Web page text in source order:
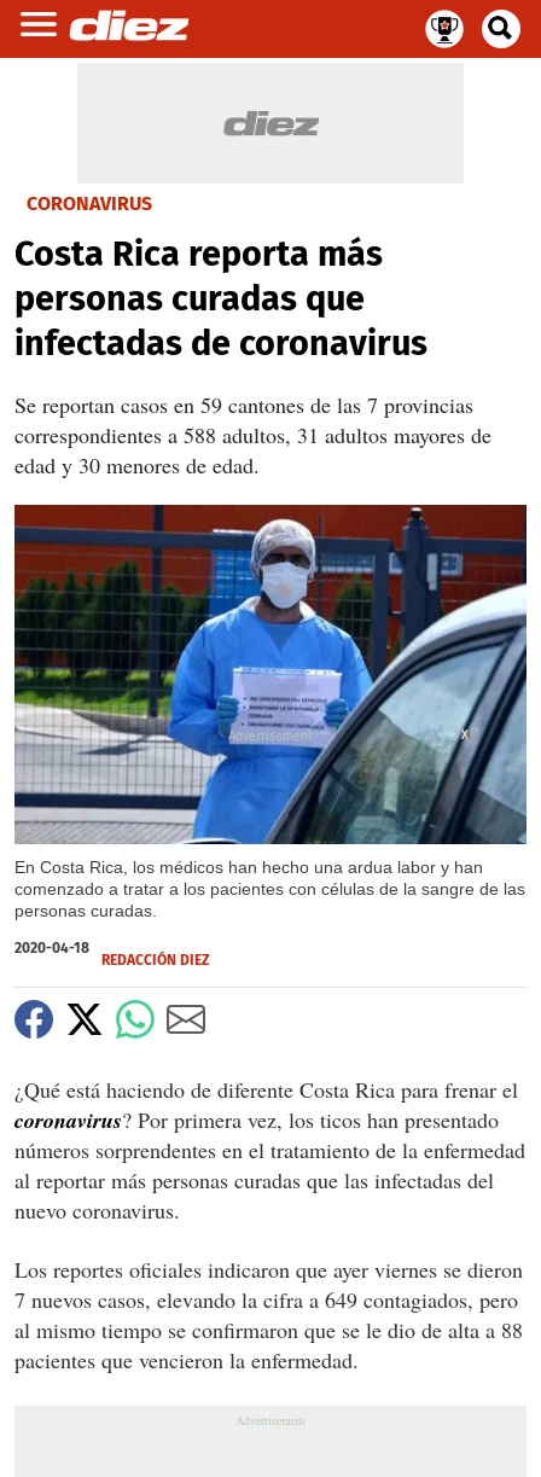
CORONAVIRUS
Costa Rica reporta más
personas curadas que
infectadas de coronavirus
Se reportan casos en 59 cantones de las 7 provincias
correspondientes a 588 adultos, 31 adultos mayores de
edad y 30 menores de edad.
En Costa Rica, los médicos han hecho una ardua labor y han
comenzado a tratar a los pacientes con células de la sangre de las
personas curadas.
X
2020-04-18
REDACCIÓN DIEZ
¿Qué está haciendo de diferente Costa Rica para frenar el
coronavirus? Por primera vez, los ticos han presentado
números sorprendentes en el tratamiento de la enfermedad
al reportar más personas curadas que las infectadas del
nuevo coronavirus.
Los reportes oficiales indicaron que ayer viernes se dieron
7 nuevos casos, elevando la cifra a 649 contagiados, pero
al mismo tiempo se confirmaron que se le dio de alta a 88
pacientes que vencieron la enfermedad.